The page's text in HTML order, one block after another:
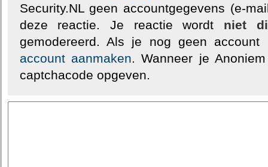
Security.NL geen accountgegevens (e-
deze reactie. Je reactie wordt niet
gemodereerd. Als je nog geen
account aanmaken. Wanneer je
captchacode opgeven.